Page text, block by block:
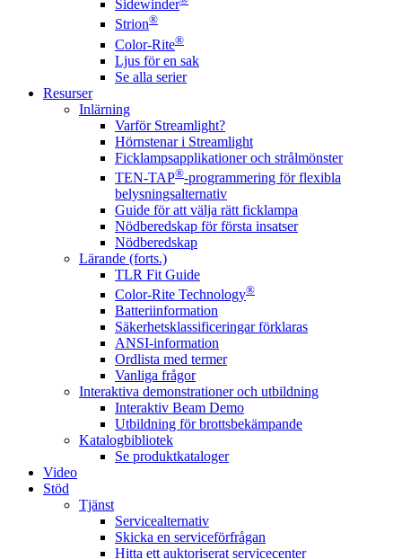
Sidewinder
Strion®
Color-Rite®
Ljus för en sak
Se alla serier
Resurser
Inlärning
Varför Streamlight?
Hörnstenar i Streamlight
Ficklampsapplikationer och strålmönster
TEN-TAP®-programmering för flexibla
belysningsalternativ
Guide för att välja rätt ficklampa
Nödberedskap för första insatser
Nödberedskap
Lärande (forts.)
TLR Fit Guide
Color-Rite Technology®
Batteriinformation
Säkerhetsklassificeringar förklaras
ANSI-information
Ordlista med termer
Vanliga frågor
Interaktiva demonstrationer och utbildning
Interaktiv Beam Demo
Utbildning för brottsbekämpande
Katalogbibliotek
Se produktkataloger
Video
Stöd
Tjänst
Servicealternativ
Skicka en serviceförfrågan
Hitta ett auktoriserat servicecenter